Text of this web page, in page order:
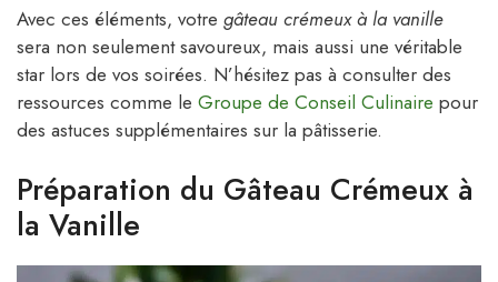
Avec ces éléments, votre gâteau crémeux à la vanille
sera non seulement savoureux, mais aussi une véritable
star lors de vos soirées. N’hésitez pas à consulter des
ressources comme le Groupe de Conseil Culinaire pour
des astuces supplémentaires sur la pâtisserie.
Préparation du Gâteau Crémeux à
la Vanille